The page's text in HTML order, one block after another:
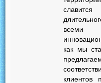
всеми
как мы
клиентов